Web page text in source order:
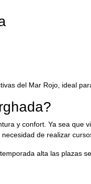
del Mar Rojo, ideal
y confort. Ya sea que
de realizar
alta las plazas